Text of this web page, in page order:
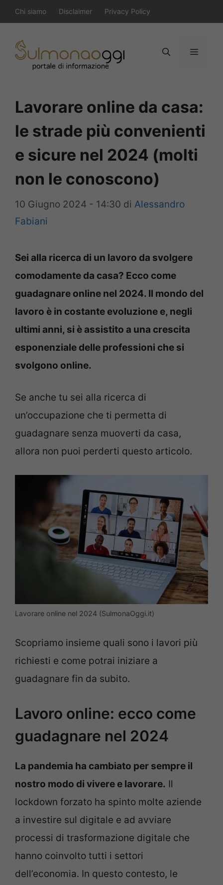
al
contenuto
Chi siamo Disclaimer Privacy Policy
Menu
Lavorare online da casa:
le strade più convenienti
e sicure nel 2024 (molti
non le conoscono)
10 Giugno 2024 - 14:30 di Alessandro
Fabiani
Sei alla ricerca di un lavoro da svolgere
comodamente da casa? Ecco come
guadagnare online nel 2024. Il mondo del
lavoro è in costante evoluzione e, negli
ultimi anni, si è assistito a una crescita
esponenziale delle professioni che si
svolgono online.
Se anche tu sei alla ricerca di
un’occupazione che ti permetta di
guadagnare senza muoverti da casa,
allora non puoi perderti questo articolo.
Lavorare online nel 2024 (SulmonaOggi.it)
Scopriamo insieme quali sono i lavori più
richiesti e come potrai iniziare a
guadagnare fin da subito.
Lavoro online: ecco come
guadagnare nel 2024
La pandemia ha cambiato per sempre il
nostro modo di vivere e lavorare. Il
lockdown forzato ha spinto molte aziende
a investire sul digitale e ad avviare
processi di trasformazione digitale che
hanno coinvolto tutti i settori
dell’economia. In questo contesto, le